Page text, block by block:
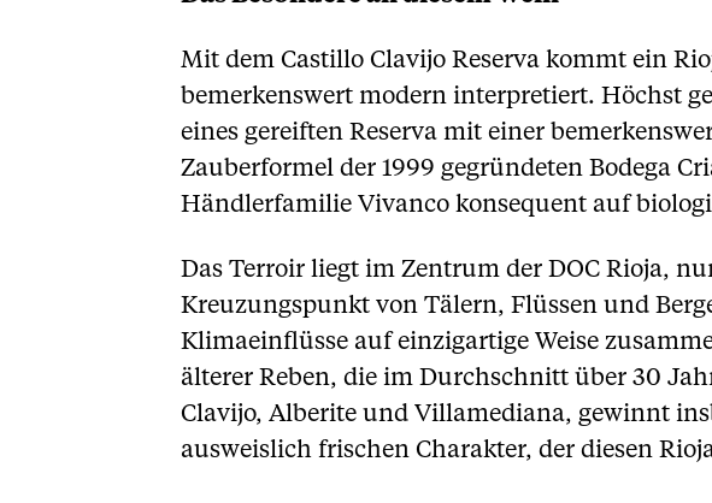
Mit dem Castillo Clavijo Reserva kommt ein
bemerkenswert modern interpretiert. Höchst
eines gereiften Reserva mit einer
Zauberformel der 1999 gegründeten Bodega
Händlerfamilie Vivanco konsequent auf
Das Terroir liegt im Zentrum der DOC Rioja,
Kreuzungspunkt von Tälern, Flüssen und
Klimaeinflüsse auf einzigartige Weise
älterer Reben, die im Durchschnitt über 30
Clavijo, Alberite und Villamediana, gewinnt
ausweislich frischen Charakter, der diesen